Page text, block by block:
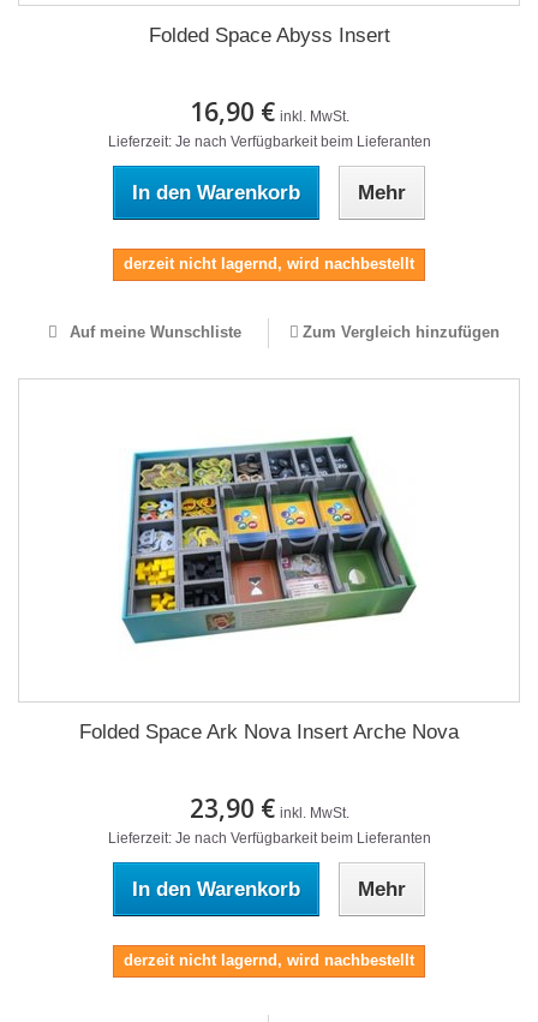
Folded Space Abyss Insert
16,90 € inkl. MwSt.
Lieferzeit: Je nach Verfügbarkeit beim Lieferanten
In den Warenkorb Mehr
derzeit nicht lagernd, wird nachbestellt
Auf meine Wunschliste Zum Vergleich hinzufügen
Folded Space Ark Nova Insert Arche Nova
23,90 € inkl. MwSt.
Lieferzeit: Je nach Verfügbarkeit beim Lieferanten
In den Warenkorb Mehr
derzeit nicht lagernd, wird nachbestellt